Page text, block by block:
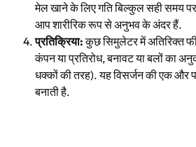
मेल खाने के लिए गति बिल्कुल सही समय पर
आप शारीरिक रूप से अनुभव के अंदर हैं.
प्रतिक्रिया:कुछ सिमुलेटर में अतिरिक्त
कंपन या प्रतिरोध, बनावट या बलों का
धक्कों की तरह). यह विसर्जन की एक और
बनाती है.